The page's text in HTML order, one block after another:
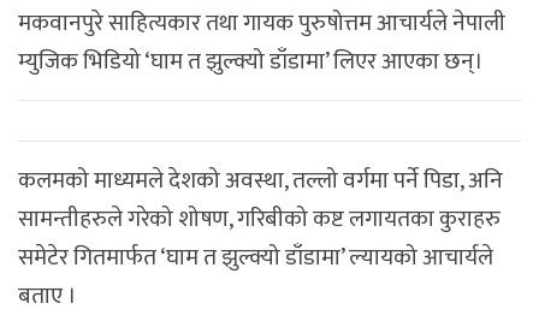
मकवानपुरे साहित्यकार तथा गायक पुरुषोत्तम आचार्यले नेपाली
म्युजिक भिडियो ‘घाम त झुल्क्यो डाँडामा’ लिएर आएका छन्।
कलमको माध्यमले देशको अवस्था, तल्लो वर्गमा पर्ने पिडा, अनि
सामन्तीहरुले गरेको शोषण, गरिबीको कष्ट लगायतका कुराहरु
समेटेर गितमार्फत ‘घाम त झुल्क्यो डाँडामा’ ल्यायको आचार्यले
बताए ।